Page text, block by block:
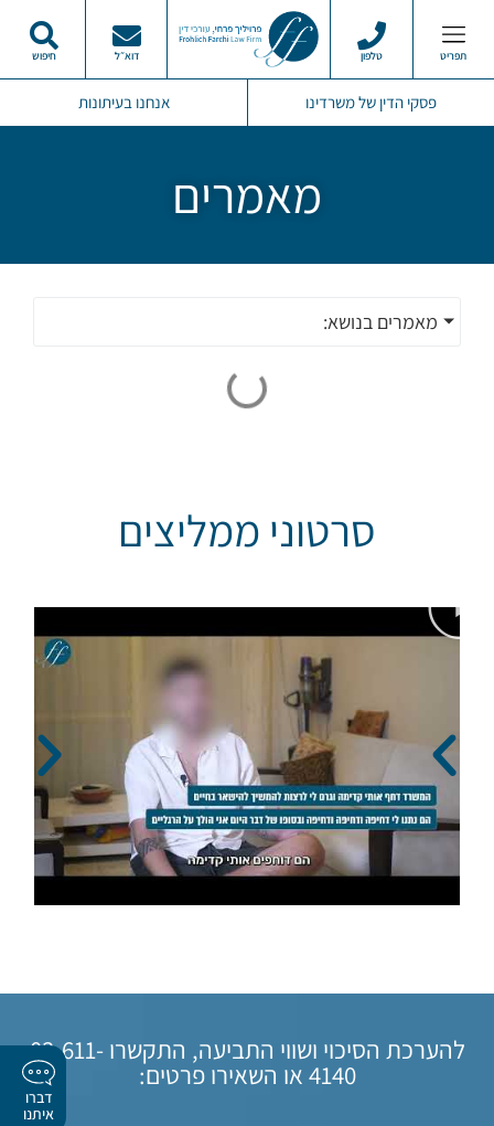
תפריט טלפון דוא״ל חיפוש
פסקי הדין של משרדינו אנחנו בעיתונות
מאמרים
מאמרים בנושא:
סרטוני ממליצים
להערכת הסיכוי ושווי התביעה, התקשרו 03-611-
4140 או השאירו פרטים:
דברו
איתנו